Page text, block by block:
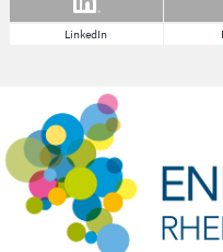
LinkedIn